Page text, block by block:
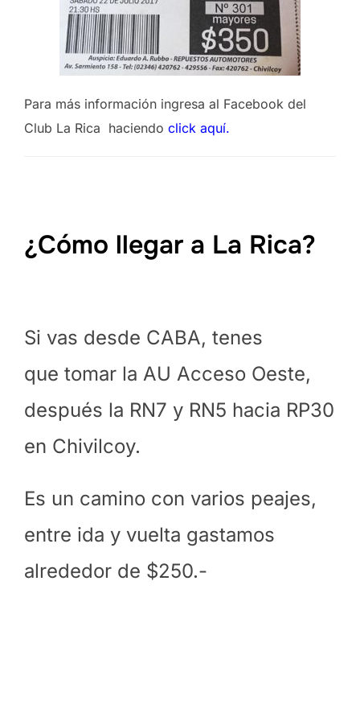
Para más información ingresa al Facebook del
Club La Rica haciendo click aquí.
¿Cómo llegar a La Rica?
Si vas desde CABA, tenes
que tomar la AU Acceso Oeste,
después la RN7 y RN5 hacia RP30
en Chivilcoy.
Es un camino con varios peajes,
entre ida y vuelta gastamos
alrededor de $250.-